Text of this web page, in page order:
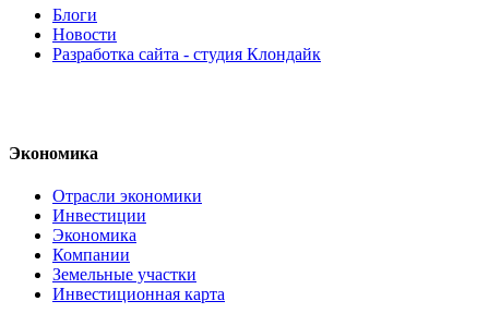
Блоги
Новости
Разработка сайта - студия Клондайк
Экономика
Отрасли экономики
Инвестиции
Экономика
Компании
Земельные участки
Инвестиционная карта